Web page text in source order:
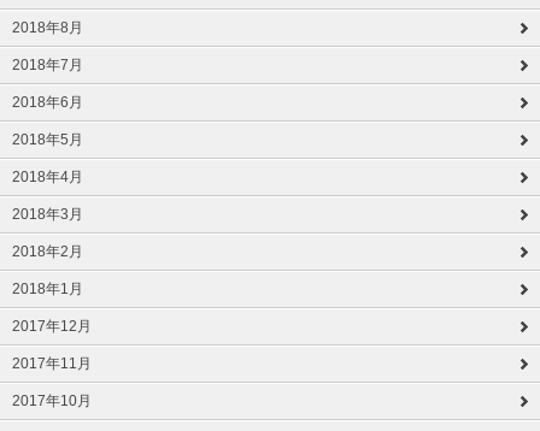
2018年8月
2018年7月
2018年6月
2018年5月
2018年4月
2018年3月
2018年2月
2018年1月
2017年12月
2017年11月
2017年10月